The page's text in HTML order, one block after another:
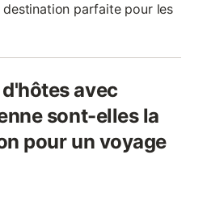
destination parfaite pour les
avec
sont-elles la
pour un voyage